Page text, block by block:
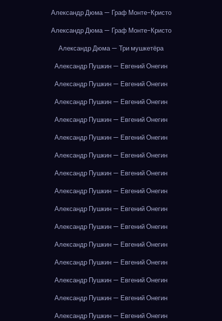
Александр Дюма — Граф Монте-Кристо
Александр Дюма — Граф Монте-Кристо
Александр Дюма — Три мушкетёра
Александр Пушкин — Евгений Онегин
Александр Пушкин — Евгений Онегин
Александр Пушкин — Евгений Онегин
Александр Пушкин — Евгений Онегин
Александр Пушкин — Евгений Онегин
Александр Пушкин — Евгений Онегин
Александр Пушкин — Евгений Онегин
Александр Пушкин — Евгений Онегин
Александр Пушкин — Евгений Онегин
Александр Пушкин — Евгений Онегин
Александр Пушкин — Евгений Онегин
Александр Пушкин — Евгений Онегин
Александр Пушкин — Евгений Онегин
Александр Пушкин — Евгений Онегин
Александр Пушкин — Евгений Онегин